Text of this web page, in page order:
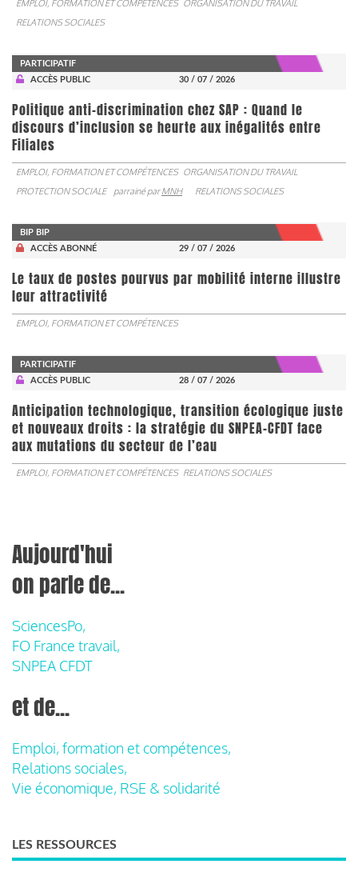
EMPLOI, FORMATION ET COMPÉTENCES ORGANISATION DU TRAVAIL
RELATIONS SOCIALES
PARTICIPATIF
ACCÈS PUBLIC
30 / 07 / 2026
Politique anti-discrimination chez SAP : Quand le
discours d’inclusion se heurte aux inégalités entre
Filiales
EMPLOI, FORMATION ET COMPÉTENCES ORGANISATION DU TRAVAIL
PROTECTION SOCIALE
parrainé parMNH RELATIONS SOCIALES
BIP BIP
ACCÈS ABONNÉ
29 / 07 / 2026
Le taux de postes pourvus par mobilité interne illustre
leur attractivité
EMPLOI, FORMATION ET COMPÉTENCES
PARTICIPATIF
ACCÈS PUBLIC
28 / 07 / 2026
Anticipation technologique, transition écologique juste
et nouveaux droits : la stratégie du SNPEA-CFDT face
aux mutations du secteur de l’eau
EMPLOI, FORMATION ET COMPÉTENCES RELATIONS SOCIALES
Aujourd'hui
on parle de...
SciencesPo,
FO France travail,
SNPEA CFDT
et de...
Emploi, formation et compétences,
Relations sociales,
Vie économique, RSE & solidarité
LES RESSOURCES